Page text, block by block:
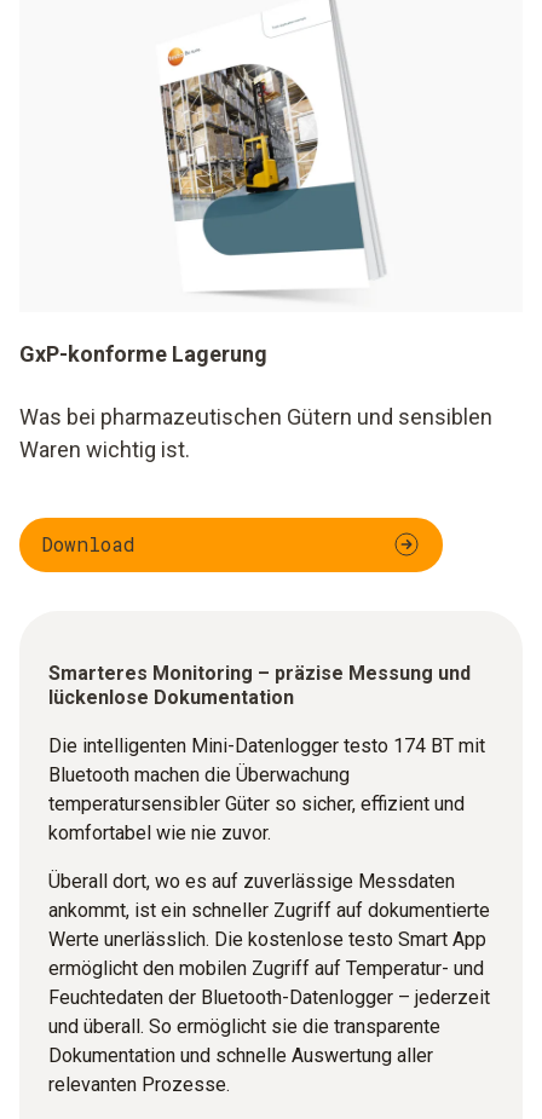
GxP-konforme Lagerung
Was bei pharmazeutischen Gütern und sensiblen
Waren wichtig ist.
Download
Smarteres Monitoring – präzise Messung und
lückenlose Dokumentation
Die intelligenten Mini-Datenlogger testo 174 BT mit
Bluetooth machen die Überwachung
temperatursensibler Güter so sicher, effizient und
komfortabel wie nie zuvor.
Überall dort, wo es auf zuverlässige Messdaten
ankommt, ist ein schneller Zugriff auf dokumentierte
Werte unerlässlich. Die kostenlose testo Smart App
ermöglicht den mobilen Zugriff auf Temperatur- und
Feuchtedaten der Bluetooth-Datenlogger – jederzeit
und überall. So ermöglicht sie die transparente
Dokumentation und schnelle Auswertung aller
relevanten Prozesse.